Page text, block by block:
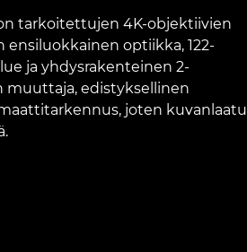
tarkoitettujen 4K-objektiivien
ensiluokkainen optiikka, 122-
ja yhdysrakenteinen 2-
muuttaja, edistyksellinen
joten kuvanlaatu